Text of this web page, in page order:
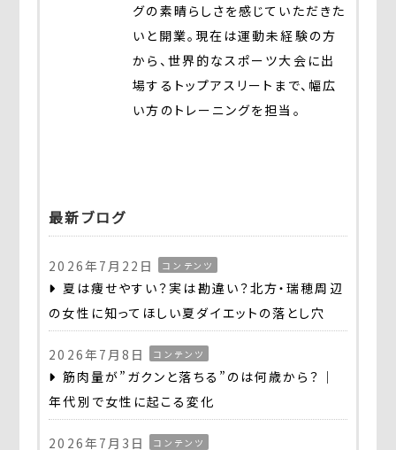
グの素晴らしさを感じていただきた
いと開業。現在は運動未経験の方
から、世界的なスポーツ大会に出
場するトップアスリートまで、幅広
い方のトレーニングを担当。
最新ブログ
2026年7月22日 コンテンツ
夏は痩せやすい？実は勘違い？北方・瑞穂周辺
の女性に知ってほしい夏ダイエットの落とし穴
2026年7月8日 コンテンツ
筋肉量が”ガクンと落ちる”のは何歳から？｜
年代別で女性に起こる変化
2026年7月3日 コンテンツ